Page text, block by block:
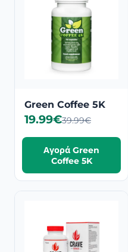
Green Coffee 5K
19.99€39.99€
Αγορά Green
Coffee 5K